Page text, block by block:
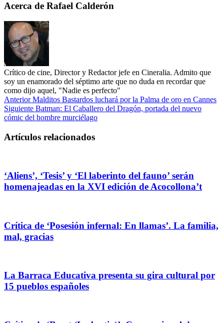
Acerca de Rafael Calderón
Crítico de cine, Director y Redactor jefe en Cineralia. Admito que
soy un enamorado del séptimo arte que no duda en recordar que
como dijo aquel, "Nadie es perfecto"
AnteriorMalditos Bastardos luchará por la Palma de oro en Cannes
Siguiente Batman: El Caballero del Dragón, portada del nuevo
cómic del hombre murciélago
Artículos relacionados
‘Aliens’, ‘Tesis’ y ‘El laberinto del fauno’ serán
homenajeadas en la XVI edición de Acocollona’t
Crítica de ‘Posesión infernal: En llamas’. La familia,
mal, gracias
La Barraca Educativa presenta su gira cultural por
15 pueblos españoles